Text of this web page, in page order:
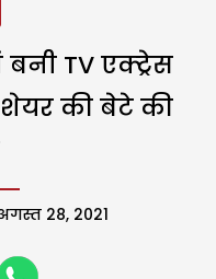
TV एक्ट्रेस
की बेटे की
28, 2021